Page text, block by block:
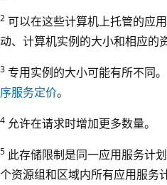
2 可以在这些计算机上托管的应
动、计算机实例的大小和相应的
3 专用实例的大小可能有所不同
序服务定价。
4 允许在请求时增加更多数量。
5 此存储限制是同一应用服务计
个资源组和区域内所有应用服务